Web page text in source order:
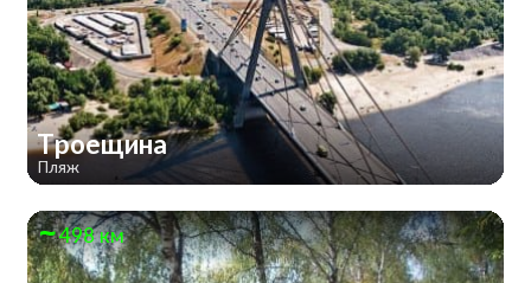
Троещина
Пляж
498 км